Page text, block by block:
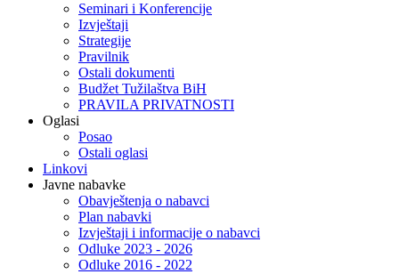
Seminari i Konferencije
Izvještaji
Strategije
Pravilnik
Ostali dokumenti
Budžet Tužilaštva BiH
PRAVILA PRIVATNOSTI
Oglasi
Posao
Ostali oglasi
Linkovi
Javne nabavke
Obavještenja o nabavci
Plan nabavki
Izvještaji i informacije o nabavci
Odluke 2023 - 2026
Odluke 2016 - 2022